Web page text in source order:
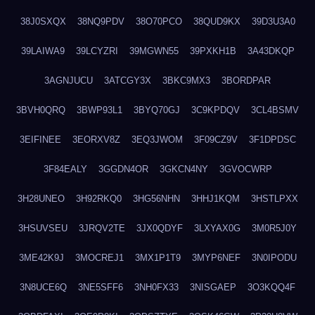
38J0SXQX 38NQ9PDV 38O70PCO 38QUD9KX 39D3U3A0
39LAIWA9 39LCYZRI 39MGWN55 39PXKH1B 3A43DKQP
3AGNJUCU 3ATCGY3X 3BKC9MX3 3BORDPAR
3BVH0QRQ 3BWP93L1 3BYQ70GJ 3C9KPDQV 3CL4BSMV
3EIFINEE 3EORXV8Z 3EQ3JWOM 3F09CZ9V 3F1DPDSC
3F84EALY 3GGDN4OR 3GKCN4NY 3GVOCWRP
3H28UNEO 3H92RKQ0 3HG56NHN 3HHJ1KQM 3HSTLPXX
3HSUVSEU 3JRQV2TE 3JX0QDYF 3LXYAX0G 3M0R5J0Y
3ME42K9J 3MOCREJ1 3MX1P1T9 3MYP6NEF 3N0IPODU
3N8UCE6Q 3NE5SFF6 3NH0FX33 3NISGAEP 3O3KQQ4F